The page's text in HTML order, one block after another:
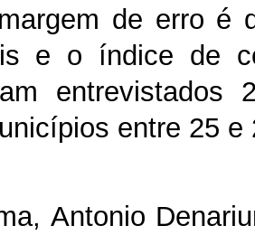
de erro é
e o índice de
entrevistados
entre 25 e
Antonio